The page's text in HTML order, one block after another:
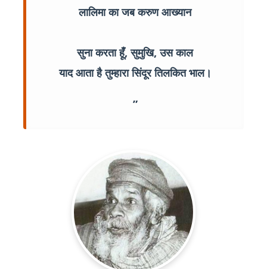
लालिमा का जब करुण आख्यान
सुना करता हूँ, सुमुखि, उस काल
याद आता है तुम्हारा सिंदूर तिलकित भाल।